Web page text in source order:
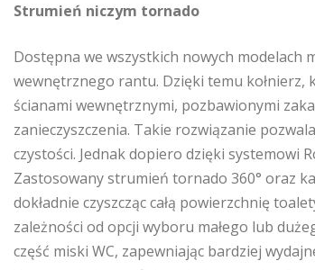
Strumień niczym tornado
Dostępna we wszystkich nowych modelach
wewnętrznego rantu. Dzięki temu kołnierz,
ścianami wewnętrznymi, pozbawionymi
zanieczyszczenia. Takie rozwiązanie
czystości. Jednak dopiero dzięki systemowi
Zastosowany strumień tornado 360° oraz
dokładnie czyszcząc całą powierzchnię
zależności od opcji wyboru małego lub
część miski WC, zapewniając bardziej